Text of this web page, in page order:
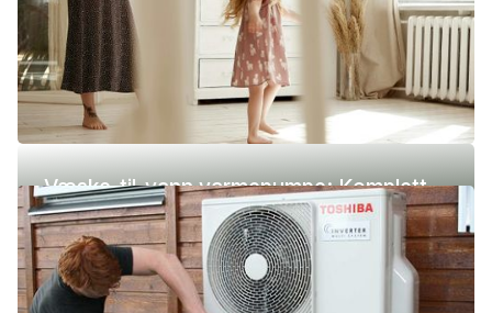
Væske-til-vann varmepumpe: Komplett
guide (pris, fordeler og ulemper)